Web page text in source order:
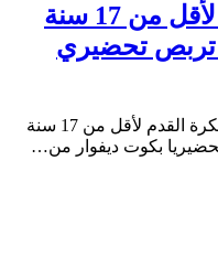
المنتخبان الجزائريان لأقل من 17 سنة
في تربص تحضيري
/ع سيجري المنتخبان الوطنيان لكرة القدم لأقل من 17 سنة